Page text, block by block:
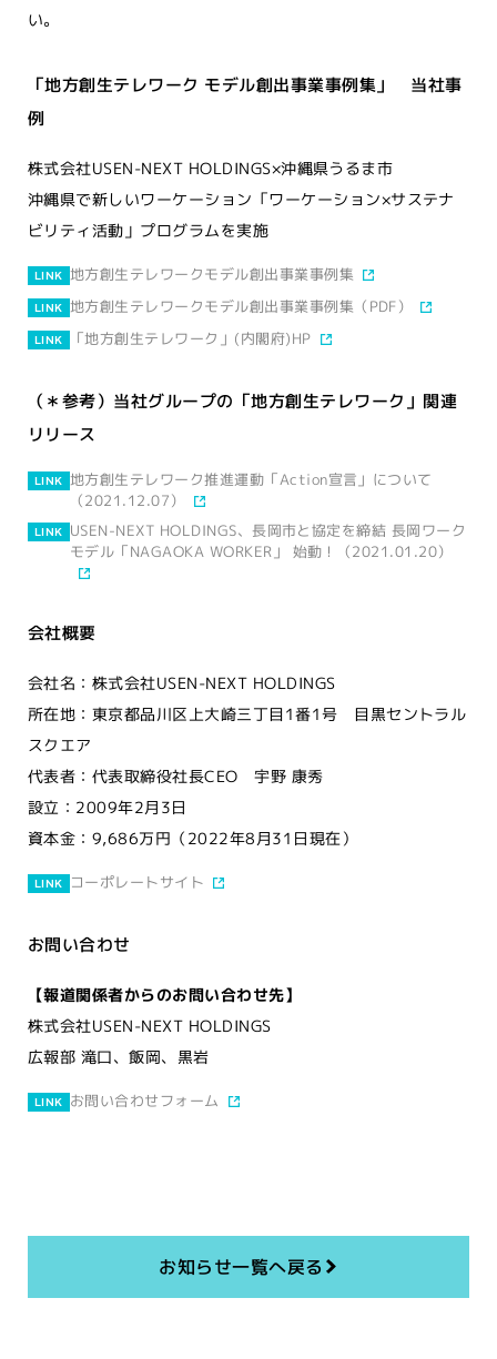
い。
「地方創生テレワーク モデル創出事業事例集」 当社事
例
株式会社USEN-NEXT HOLDINGS×沖縄県うるま市
沖縄県で新しいワーケーション「ワーケーション×サステナ
ビリティ活動」プログラムを実施
LINK 地方創生テレワークモデル創出事業事例集
LINK 地方創生テレワークモデル創出事業事例集（PDF）
LINK 「地方創生テレワーク」(内閣府)HP
（＊参考）当社グループの「地方創生テレワーク」関連
リリース
LINK 地方創生テレワーク推進運動「Action宣言」について
（2021.12.07）
LINK USEN-NEXT HOLDINGS、長岡市と協定を締結 長岡ワーク
モデル「NAGAOKA WORKER」 始動！（2021.01.20）
会社概要
会社名：株式会社USEN-NEXT HOLDINGS
所在地：東京都品川区上大崎三丁目1番1号 目黒セントラル
スクエア
代表者：代表取締役社長CEO 宇野 康秀
設立：2009年2月3日
資本金：9,686万円（2022年8月31日現在）
LINK コーポレートサイト
お問い合わせ
【報道関係者からのお問い合わせ先】
株式会社USEN-NEXT HOLDINGS
広報部 滝口、飯岡、黒岩
LINK お問い合わせフォーム
お知らせ一覧へ戻る